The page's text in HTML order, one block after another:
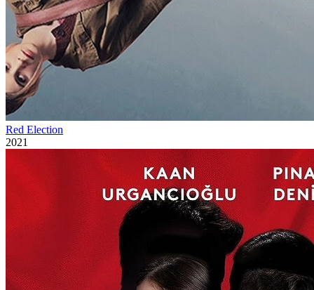
Red Election
2021